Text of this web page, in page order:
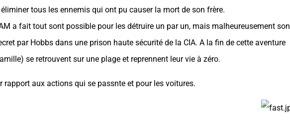
tous les ennemis qui ont pu causer la mort de son frère.
a fait tout sont possible pour les détruire un par un, mais malheureusement son
par Hobbs dans une prison haute sécurité de la CIA. A la fin de cette aventure
se retrouvent sur une plage et reprennent leur vie à zéro.
rapport aux actions qui se passnte et pour les voitures.